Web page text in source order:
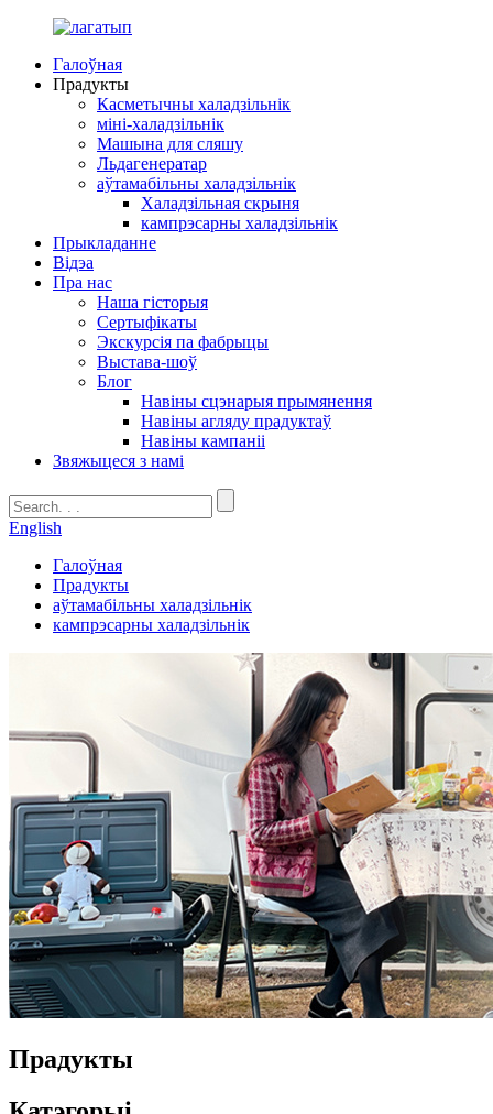
Галоўная
Прадукты
Касметычны халадзільнік
міні-халадзільнік
Машына для сляшу
Льдагенератар
аўтамабільны халадзільнік
Халадзільная скрыня
кампрэсарны халадзільнік
Прыкладанне
Відэа
Пра нас
Наша гісторыя
Сертыфікаты
Экскурсія па фабрыцы
Выстава-шоў
Блог
Навіны сцэнарыя прымянення
Навіны агляду прадуктаў
Навіны кампаніі
Звяжыцеся з намі
English
Галоўная
Прадукты
аўтамабільны халадзільнік
кампрэсарны халадзільнік
Прадукты